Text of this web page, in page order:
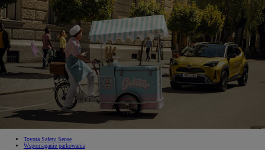
Toyota Safety Sense
Wspomaganie parkowania